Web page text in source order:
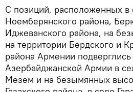
С позиций, расположенных в
Ноемберянского района,
Иджеванского района, на
на территории Бердского и
района Армении
Азербайджанской Армии в
Мезем и на безымянных